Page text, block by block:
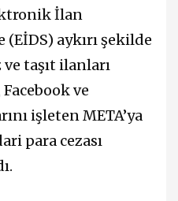
İlan
aykırı şekilde
taşıt ilanları
ve
işleten META’ya
para cezası